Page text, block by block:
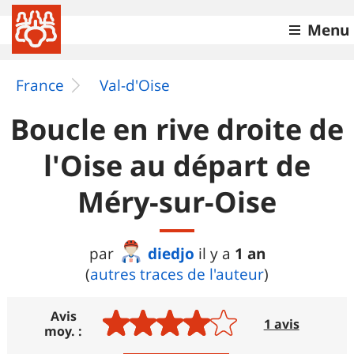
Menu
France Val-d'Oise
Boucle en rive droite de
l'Oise au départ de
Méry-sur-Oise
par diedjo il y a 1 an
(autres traces de l'auteur)
Avis
moy. :
1 avis